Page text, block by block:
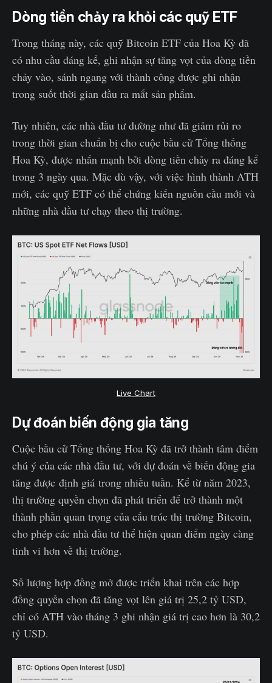
Dòng tiền chảy ra khỏi các quỹ ETF
Trong tháng này, các quỹ Bitcoin ETF của Hoa Kỳ đã
có nhu cầu đáng kể, ghi nhận sự tăng vọt của dòng tiền
chảy vào, sánh ngang với thành công được ghi nhận
trong suốt thời gian đầu ra mắt sản phẩm.
Tuy nhiên, các nhà đầu tư dường như đã giảm rủi ro
trong thời gian chuẩn bị cho cuộc bầu cử Tổng thống
Hoa Kỳ, được nhấn mạnh bởi dòng tiền chảy ra đáng kể
trong 3 ngày qua. Mặc dù vậy, với việc hình thành ATH
mới, các quỹ ETF có thể chứng kiến nguồn cầu mới và
những nhà đầu tư chạy theo thị trường.
Live Chart
Dự đoán biến động gia tăng
Cuộc bầu cử Tổng thống Hoa Kỳ đã trở thành tâm điểm
chú ý của các nhà đầu tư, với dự đoán về biến động gia
tăng được định giá trong nhiều tuần. Kể từ năm 2023,
thị trường quyền chọn đã phát triển để trở thành một
thành phần quan trọng của cấu trúc thị trường Bitcoin,
cho phép các nhà đầu tư thể hiện quan điểm ngày càng
tinh vi hơn về thị trường.
Số lượng hợp đồng mở được triển khai trên các hợp
đồng quyền chọn đã tăng vọt lên giá trị 25,2 tỷ USD,
chỉ có ATH vào tháng 3 ghi nhận giá trị cao hơn là 30,2
tỷ USD.